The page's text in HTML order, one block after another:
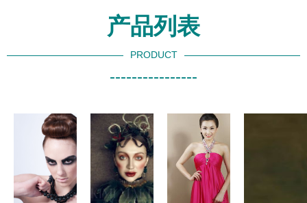
产品列表
PRODUCT
----------------